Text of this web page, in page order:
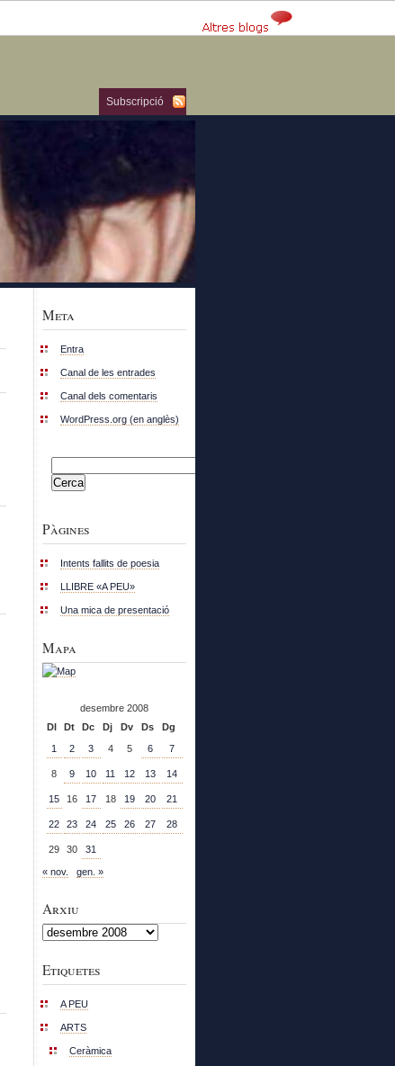
Subscripció
Meta
Entra
Canal de les entrades
Canal dels comentaris
WordPress.org (en anglès)
Pàgines
Intents fallits de poesia
LLIBRE «A PEU»
Una mica de presentació
Mapa
desembre 2008
Dl
Dt Dc Dj Dv Ds
Dg
1
2 3 4 5 6 7
8 9 10 11 12 13 14
15 16 17 18 19 20 21
22 23 24 25 26 27 28
29 30 31
« nov. gen. »
Arxiu
Arxiu
Etiquetes
A PEU
ARTS
Ceràmica